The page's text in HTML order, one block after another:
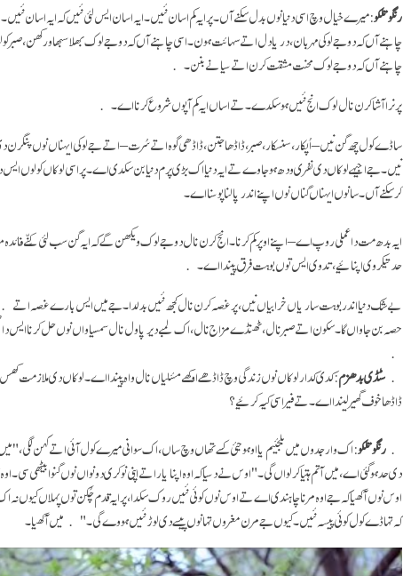
رنگو تلکو: میرے خیال وچ اسی دنیا نوں بدل سکنے آں۔ پر ایہ کم اسان نئیں۔ ایہ اسان ایس لئی نئیں کہ ایہ اسان
چاہنے آں کہ دوجے لوکی مہربان، دریا دل اتے سہائت ہون۔ اسی چاہنے آں کہ دوجے لوک بھلا سبھاو رکھن، صبر
چاہنے آں کہ دوجے لوک محنت مشقت کرن اتے سیانے بنن۔
پر نرا آشا کرن نال لوک انج نئیں ہو سکدے۔ تے اساں ایہ کم آپوں شروع کرنا اے۔
ساڈے کول چھ گن نیں –اُپکار،سنسکار ، صبر، ڈاڈھا جتن، ڈاڈھی گوہ اتےسُرت– اتے جے لوکی ایہناں نوں
نیں۔ جے اجیہے لوکاں دی نفری ودھ ہو جاوے تے ایہ دنیا اک بڑی پرم دنیا بن سکدی اے۔ پر اسی لوکاں کولوں
کر سکنے آں۔ سانوں ایہناں گناں نوں اپنے اندر پالنا پوسنا اے۔
ایہ بدھ مت داعملی روپ اے – اپنے اوپر کم کرنا۔ انج کرن نال دوجے لوک ویکھن گے کہ ایہ گن سب لئی کِنّے
حد تیکر وی اپنائیے، تد وی ایس توں بوہت فرق پیندا اے۔
بےشک دنیا اندر بوہت ساریاں خرابیاں نیں، پر غصہ کرن نال کجھ نئیں بدلدا۔ جے میں ایس بارے غصہ اتے
حصہ بن جاواں گا۔ سکون اتے صبر نال، ٹھنڈے مزاج نال، اک لمبے دیرپا ول نال سمسیاواں نوں حل کرنا ایس
سٹڈی بدھزم: کدی کدار لوکاں نوں زندگی وچ ڈاڈھے اوکھے مسٔلیاں نال واہ پیندا اے۔ لوکاں دی
ڈاڈھا خوف گھیر لیندا اے۔ تے فیر اسی کیہ کرئیے؟
رنگو تلکو: اک وار جدوں میں بلجئیم یا اوہو جئی کسے تھاں وچ ساں، اک سوانی میرے کول آئی اتے کہن
دی حد ہو گئی اے، میں آتم ہتیا کر لواں گی۔" اوس نے دسیا کہ اوہ اپنا یار اتے اپنی نوکری دونواں نوں گنوا بیٹھی سی۔
اوس نوں آکھیا کہ جے اوہ مرنا چاہندی اے تے اوس نوں کوئی نئیں روک سکدا، پر ایہ قدم چُکن توں پہلاں کیوں نہ
کہ تہاڈے کول کوئی پیسہ نئیں۔ کیوں جے مرن مغروں تہانوں پیسے دی لوڑ نئیں ہووے گی۔" میں آکھیا۔